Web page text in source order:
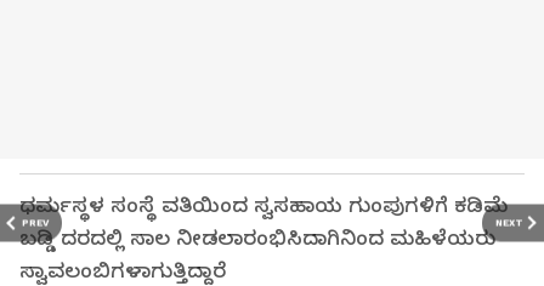
PREV NEXT
ಧರ್ಮಸ್ಥಳ ಸಂಸ್ಥೆ ವತಿಯಿಂದ ಸ್ವಸಹಾಯ ಗುಂಪುಗಳಿಗೆ ಕಡಿಮೆ
ಬಡ್ಡಿ ದರದಲ್ಲಿ ಸಾಲ ನೀಡಲಾರಂಭಿಸಿದಾಗಿನಿಂದ ಮಹಿಳೆಯರು
ಸ್ವಾವಲಂಬಿಗಳಾಗುತ್ತಿದ್ದಾರೆ